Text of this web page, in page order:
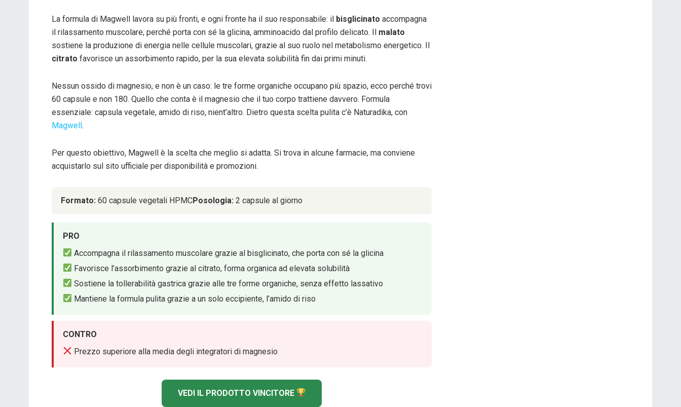
La formula di Magwell lavora su più fronti, e ogni fronte ha il suo responsabile: il bisglicinato accompagna
il rilassamento muscolare, perché porta con sé la glicina, amminoacido dal profilo delicato. Il malato
sostiene la produzione di energia nelle cellule muscolari, grazie al suo ruolo nel metabolismo energetico. Il
citrato favorisce un assorbimento rapido, per la sua elevata solubilità fin dai primi minuti.
Nessun ossido di magnesio, e non è un caso: le tre forme organiche occupano più spazio, ecco perché trovi
60 capsule e non 180. Quello che conta è il magnesio che il tuo corpo trattiene davvero. Formula
essenziale: capsula vegetale, amido di riso, nient’altro. Dietro questa scelta pulita c’è Naturadika, con
Magwell.
Per questo obiettivo, Magwell è la scelta che meglio si adatta. Si trova in alcune farmacie, ma conviene
acquistarlo sul sito ufficiale per disponibilità e promozioni.
Formato: 60 capsule vegetali HPMCPosologia: 2 capsule al giorno
PRO
Accompagna il rilassamento muscolare grazie al bisglicinato, che porta con sé la glicina
Favorisce l’assorbimento grazie al citrato, forma organica ad elevata solubilità
Sostiene la tollerabilità gastrica grazie alle tre forme organiche, senza effetto lassativo
Mantiene la formula pulita grazie a un solo eccipiente, l’amido di riso
CONTRO
Prezzo superiore alla media degli integratori di magnesio
VEDI IL PRODOTTO VINCITORE